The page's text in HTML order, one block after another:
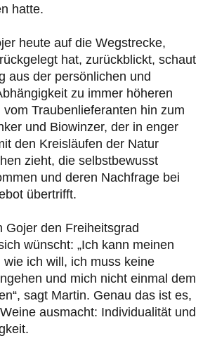
hatte.
heute auf die Wegstrecke,
hat, zurückblickt, schaut
aus der persönlichen und
zu immer höheren
Traubenlieferanten hin zum
und Biowinzer, der in enger
den Kreisläufen der Natur
zieht, die selbstbewusst
und deren Nachfrage bei
übertrifft.
Gojer den Freiheitsgrad
wünscht: „Ich kann meinen
ich will, ich muss keine
und mich nicht einmal dem
sagt Martin. Genau das ist es,
ausmacht: Individualität und